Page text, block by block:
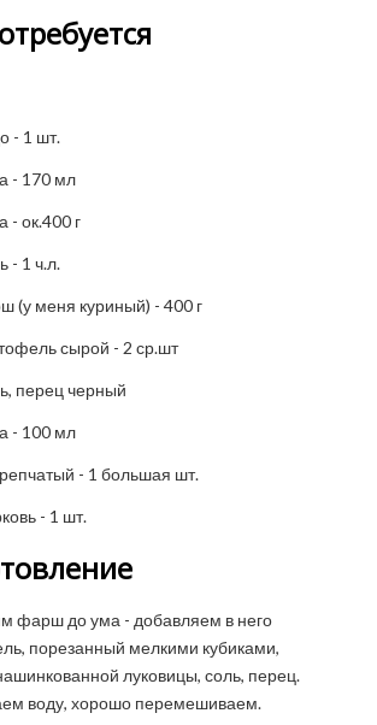
- 1 шт.
- 170 мл
- ок.400 г
- 1 ч.л.
(у меня куриный) - 400 г
сырой - 2 ср.шт
перец черный
- 100 мл
- 1 большая шт.
- 1 шт.
фарш до ума - добавляем в него
порезанный мелкими кубиками,
луковицы, соль, перец.
воду, хорошо перемешиваем.